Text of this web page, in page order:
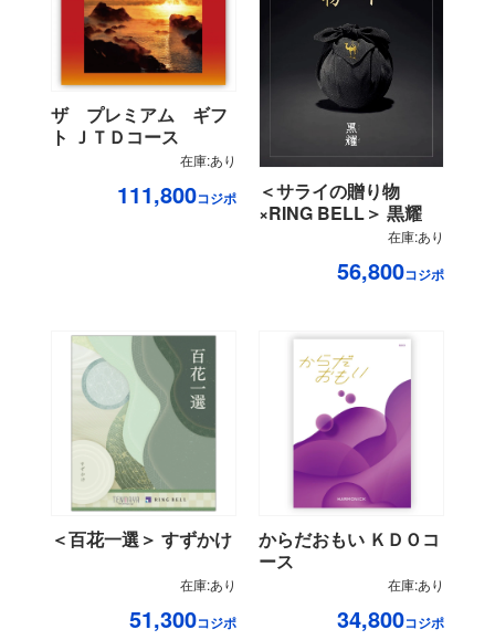
ザ プレミアム ギフ
ト ＪＴＤコース
在庫:あり
111,800コジポ
＜サライの贈り物
×RING BELL＞ 黒耀
在庫:あり
56,800コジポ
＜百花一選＞ すずかけ
在庫:あり
51,300コジポ
からだおもい ＫＤＯコ
ース
在庫:あり
34,800コジポ